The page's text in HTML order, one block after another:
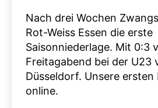
Nach drei Wochen
Rot-Weiss Essen die erste
Saisonniederlage. Mit 0:3
Freitagabend bei der U23
Düsseldorf. Unsere ersten
online.